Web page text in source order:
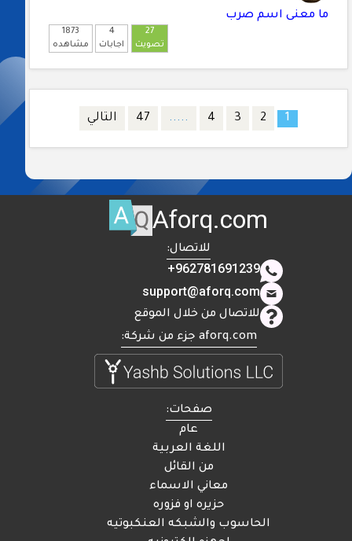
ما معنى اسم صرب
1873
مشاهده
4
اجابات
27
تصويت
1
2
3
4
.....
47 التالي
Aforq.com
للاتصال:
+962781691239
support@aforq.com
للاتصال من خلال الموقع
aforq.com جزء من شركة:
صفحات:
عام
اللغة العربية
من القائل
معاني الاسماء
حزيره او فزوره
الحاسوب والشبكه العنكبوتيه